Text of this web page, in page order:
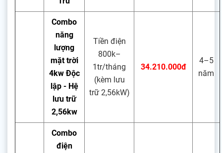
Combo
năng
lượng
mặt trời
4kw Độc
lập - Hệ
lưu trữ
2,56kw
Tiền điện
800k–
1tr/tháng
(kèm lưu
trữ 2,56kW)
34.210.000đ
4–5
năm
Combo
điện